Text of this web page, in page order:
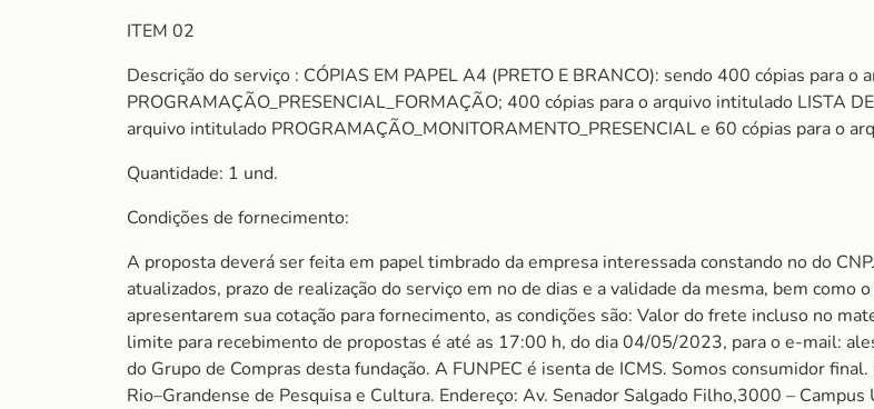
ITEM 02
Descrição do serviço : CÓPIAS EM PAPEL A4 (PRETO E BRANCO): sendo 400 cópias para o
PROGRAMAÇÃO_PRESENCIAL_FORMAÇÃO; 400 cópias para o arquivo intitulado LISTA
arquivo intitulado PROGRAMAÇÃO_MONITORAMENTO_PRESENCIAL e 60 cópias para o
Quantidade: 1 und.
Condições de fornecimento:
A proposta deverá ser feita em papel timbrado da empresa interessada constando no do
atualizados, prazo de realização do serviço em no de dias e a validade da mesma, bem
apresentarem sua cotação para fornecimento, as condições são: Valor do frete incluso no
limite para recebimento de propostas é até as 17:00 h, do dia 04/05/2023, para o e-mail:
do Grupo de Compras desta fundação. A FUNPEC é isenta de ICMS. Somos consumidor
Rio–Grandense de Pesquisa e Cultura. Endereço: Av. Senador Salgado Filho,3000 –